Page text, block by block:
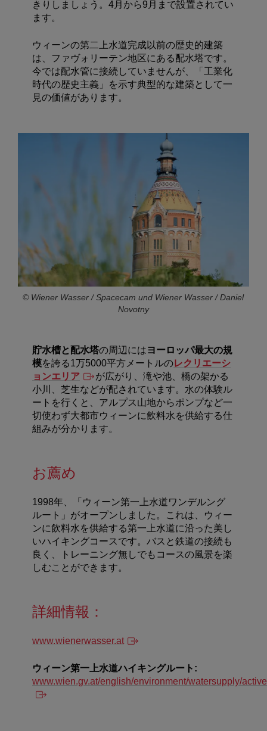
きりしましょう。4月から9月まで設置されてい
ます。
ウィーンの第二上水道完成以前の歴史的建築
は、ファヴォリーテン地区にある配水塔です。
今では配水管に接続していませんが、「工業化
時代の歴史主義」を示す典型的な建築として一
見の価値があります。
© Wiener Wasser / Spacecam und Wiener Wasser / Daniel
Novotny
貯水槽と配水塔の周辺にはヨーロッパ最大の規
模を誇る1万5000平方メートルのレクリエーシ
ョンエリア
が広がり、滝や池、橋の架かる
小川、芝生などが配されています。水の体験ル
ートを行くと、アルプス山地からポンプなど一
切使わず大都市ウィーンに飲料水を供給する仕
組みが分かります。
お薦め
1998年、「ウィーン第一上水道ワンデルング
ルート」がオープンしました。これは、ウィー
ンに飲料水を供給する第一上水道に沿った美し
いハイキングコースです。バスと鉄道の接続も
良く、トレーニング無しでもコースの風景を楽
しむことができます。
詳細情報：
www.wienerwasser.at
ウィーン第一上水道ハイキングルート:
www.wien.gv.at/english/environment/watersupply/